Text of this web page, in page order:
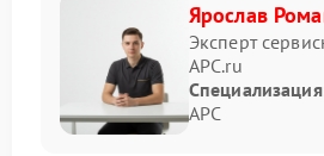
ложными срабатываниями
Устройство продолжает
контроль над его состоянием
что создает риск внезапного
подключенной нагрузки.
Ярослав
Эксперт
APC.ru
APC